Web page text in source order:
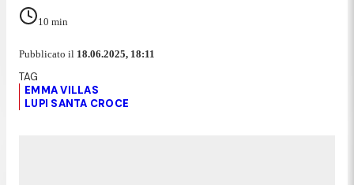
10 min
Pubblicato il 18.06.2025, 18:11
EMMA VILLAS
LUPI SANTA CROCE